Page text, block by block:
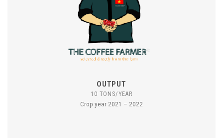
OUTPUT
10 TONS/YEAR
Crop year 2021 – 2022